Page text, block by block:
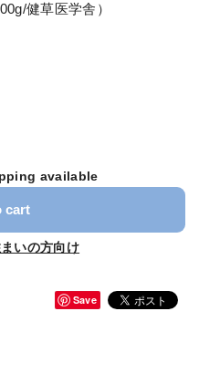
健草医学舎）
available
cart
いの方向け
Save